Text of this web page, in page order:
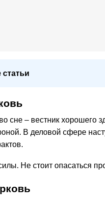
сне – вестник хорошего
В деловой сфере
Не стоит опасаться